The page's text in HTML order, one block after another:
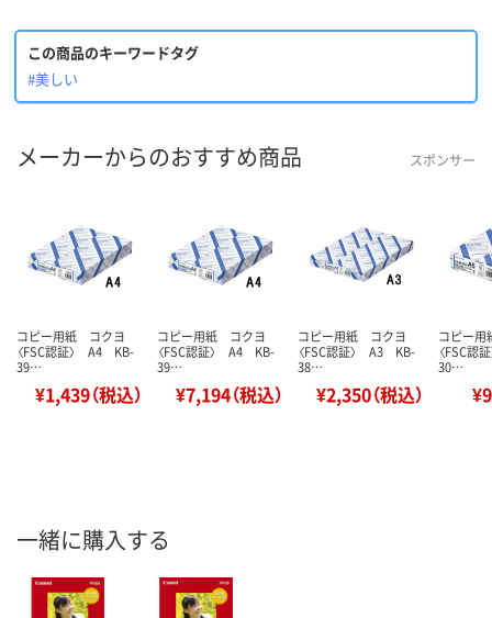
この商品のキーワードタグ
#美しい
メーカーからのおすすめ商品 スポンサー
コピー用紙 コクヨ
〈FSC認証〉 A4 KB-
39…
¥1,439（税込）
コピー用紙 コクヨ
〈FSC認証〉 A4 KB-
39…
¥7,194（税込）
コピー用紙 コクヨ
〈FSC認証〉 A3 KB-
38…
¥2,350（税込）
コピー
〈FSC
30…
一緒に購入する